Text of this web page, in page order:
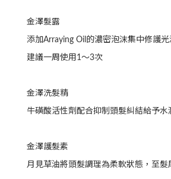
金澤髮露
添加Arraying Oil的濃密泡沫集中修護
建議一周使用1〜3次
金澤洗髮精
牛磺酸活性劑配合抑制頭髮糾結給予水
金澤護髮素
月見草油將頭髮調理為柔軟狀態，至髮